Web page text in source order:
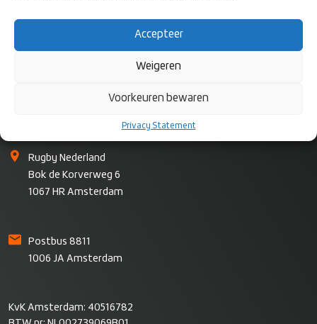
Accepteer
Weigeren
Voorkeuren bewaren
Privacy Statement
Rugby Nederland
Bok de Korverweg 6
1067 HR Amsterdam
Postbus 8811
1006 JA Amsterdam
KvK Amsterdam: 40516782